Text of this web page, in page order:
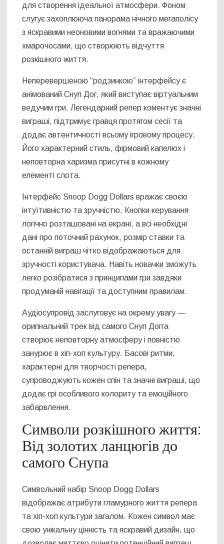
для створення ідеальної атмосфери. Фоном
слугує захоплююча панорама нічного мегаполісу
з яскравими неоновими вогнями та вражаючими
хмарочосами, що створюють відчуття
розкішного життя.
Неперевершеною “родзинкою” інтерфейсу є
анімований Снуп Дог, який виступає віртуальним
ведучим гри. Легендарний репер коментує значні
виграші, підтримує гравця протягом сесії та
додає автентичності всьому ігровому процесу.
Його характерний стиль, фірмовий капелюх і
неповторна харизма присутні в кожному
елементі слота.
Інтерфейс Snoop Dogg Dollars вражає своєю
інтуїтивністю та зручністю. Кнопки керування
логічно розташовані на екрані, а всі необхідні
дані про поточний рахунок, розмір ставки та
останній виграш чітко відображаються для
зручності користувача. Навіть новачки зможуть
легко розібратися з принципами гри завдяки
продуманій навігації та доступним правилам.
Аудіосупровід заслуговує на окрему увагу —
оригінальний трек від самого Снуп Догга
створює неповторну атмосферу і повністю
занурює в хіп-хоп культуру. Басові ритми,
характерні для творчості репера,
супроводжують кожен спін та значні виграші, що
додає грі особливого колориту та емоційного
забарвлення.
Символи розкішного життя:
Від золотих ланцюгів до
самого Снупа
Символьний набір Snoop Dogg Dollars
відображає атрибути гламурного життя репера
та хіп-хоп культури загалом. Кожен символ має
свою унікальну цінність та яскравий дизайн, що